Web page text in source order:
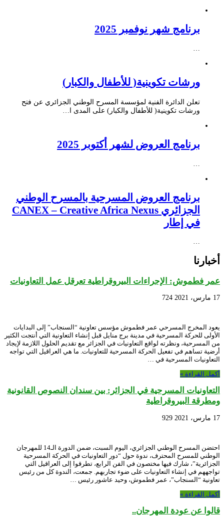
برنامج شهر نوفمبر 2025
ورشات تكوينية( للأطفال والكبار)
تعلن الدائرة الفنية لمؤسسة المسرح الوطني الجزائري عن فتح
ورشات تكوينية( للأطفال والكبار) على المدى ا…
برنامج العروض لشهر أكتوبر 2025
برنامج العروض المسرحية بالمسرح الوطني
الجزائري CANEX – Creative Africa Nexus
في إطار
…
أخبارنا
عمر فطموش: الإجراءات البيروقراطية تعرقل عمل التعاونيات
17 مارس، 2021 724
يعود المخرج المسرحي عمر فطموش مؤسس تعاونية “السنجاب” إلى البدايات
الأولى للحركة المسرحية في مدينة برج منايل قبل إنشاء التعاونية التي أنتجت الكثير
من المسرحية، ونظرته لواقع التعاونيات في الجزائر مع تقديم الحلول اللازمة لإيجاد
أرضية تساهم في تفعيل الحركة المسرحية للتعاونيات. ما هي العراقيل التي تواجه
التعاونيات المسرحية في …
أكمل القراءة »
التعاونيات المسرحية في الجزائر: بين سندان النصوص القانونية
ومطرقة البيروقراطية
17 مارس، 2021 929
احتضن المسرح الوطني الجزائري، اليوم السبت، ضمن الدورة الـ14 للمهرجان
الوطني للمسرح المحترف، ندوة حول “دور التعاونيات في الحركة المسرحية
الجزائرية”، شارك فيها مختصون في الفن الرابع، تطرقوا إلى العراقيل التي
تواجههم في إنشاء التعاونيات على ضوء تجاربهم. جمعت، الندوة كل من رئيس
تعاونية “السنجاب”، عمر فطموش، وحيد عاشور رئيس …
أكمل القراءة »
قالوا عن عودة المهرجان..